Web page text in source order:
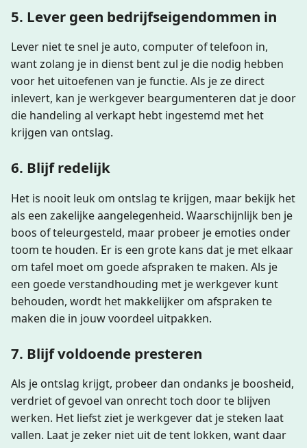
5. Lever geen bedrijfseigendommen in
Lever niet te snel je auto, computer of telefoon in,
want zolang je in dienst bent zul je die nodig hebben
voor het uitoefenen van je functie. Als je ze direct
inlevert, kan je werkgever beargumenteren dat je door
die handeling al verkapt hebt ingestemd met het
krijgen van ontslag.
6. Blijf redelijk
Het is nooit leuk om ontslag te krijgen, maar bekijk het
als een zakelijke aangelegenheid. Waarschijnlijk ben je
boos of teleurgesteld, maar probeer je emoties onder
toom te houden. Er is een grote kans dat je met elkaar
om tafel moet om goede afspraken te maken. Als je
een goede verstandhouding met je werkgever kunt
behouden, wordt het makkelijker om afspraken te
maken die in jouw voordeel uitpakken.
7. Blijf voldoende presteren
Als je ontslag krijgt, probeer dan ondanks je boosheid,
verdriet of gevoel van onrecht toch door te blijven
werken. Het liefst ziet je werkgever dat je steken laat
vallen. Laat je zeker niet uit de tent lokken, want daar